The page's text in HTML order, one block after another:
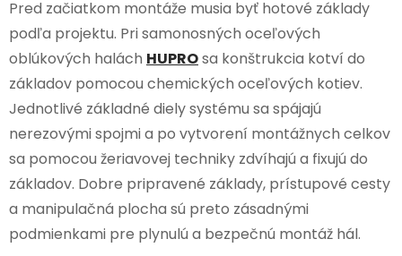
Pred začiatkom montáže musia byť hotové základy
podľa projektu. Pri samonosných oceľových
oblúkových halách HUPROsa konštrukcia kotví do
základov pomocou chemických oceľových kotiev.
Jednotlivé základné diely systému sa spájajú
nerezovými spojmi a po vytvorení montážnych celkov
sa pomocou žeriavovej techniky zdvíhajú a fixujú do
základov. Dobre pripravené základy, prístupové cesty
a manipulačná plocha sú preto zásadnými
podmienkami pre plynulú a bezpečnú montáž hál.